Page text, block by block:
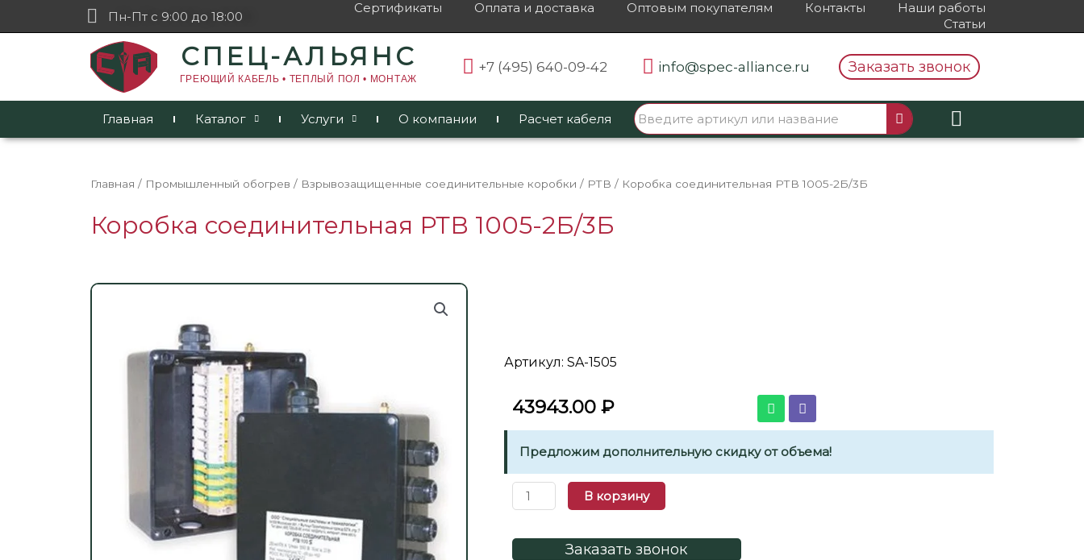
Пн-Пт с 9:00 до 18:00
Сертификаты Оплата и доставка Оптовым покупателям Контакты
Наши работы
Статьи
СПЕЦ-АЛЬЯНС
ГРЕЮЩИЙ КАБЕЛЬ • ТЕПЛЫЙ ПОЛ • МОНТАЖ
+7 (495) 640-09-42 info@spec-alliance.ru Заказать звонок
Главная Каталог Услуги О компании Расчет кабеля
Главная / Промышленный обогрев / Взрывозащищенные соединительные коробки / РТВ / Коробка соединительная РТВ 1005-2Б/3Б
Коробка соединительная РТВ 1005-2Б/3Б
Артикул: SA-1505
43943.00 ₽
Предложим дополнительную скидку от объема!
В корзину
Заказать звонок